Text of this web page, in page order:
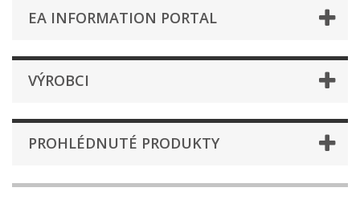
EA INFORMATION PORTAL
VÝROBCI
PROHLÉDNUTÉ PRODUKTY